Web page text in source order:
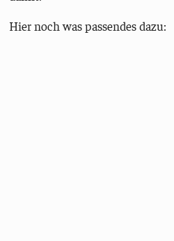
Hier noch was passendes dazu: